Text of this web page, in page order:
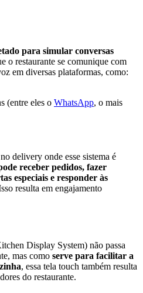
para simular conversas
o restaurante se comunique com
em diversas plataformas, como:
(entre eles o WhatsApp, o mais
delivery onde esse sistema é
receber pedidos, fazer
especiais e responder às
resulta em engajamento
Display System) não passa
mas como serve para facilitar a
, essa tela touch também resulta
do restaurante.